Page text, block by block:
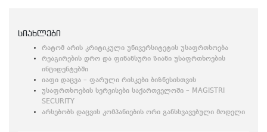
სიახლები
რატომ არის კრიტიკული უნივერსიტეტის უსაფრთხოება
რეაგირების დრო და ფინანსური ზიანი უსაფრთხოების
ინციდენტებში
იაფი დაცვა – ფარული რისკები ბიზნესისთვის
უსაფრთხოების სერვისები საქართველოში – MAGISTRI
SECURITY
არსებობს დაცვის კომპანიების ორი განსხვავებული მოდელი